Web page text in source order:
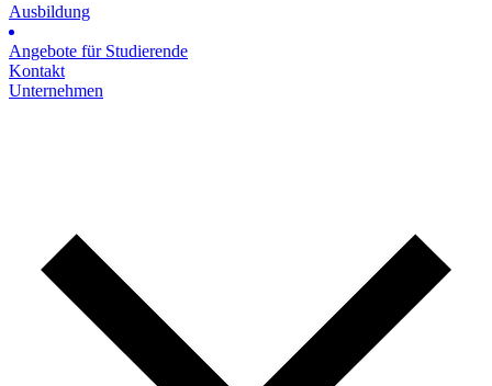
Ausbildung
Angebote für Studierende
Kontakt
Unternehmen